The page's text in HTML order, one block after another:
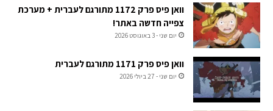
וואן פיס פרק 1172 מתורגם לעברית + מערכת
צפייה חדשה באתר!
יום שני - 3 באוגוסט 2026
וואן פיס פרק 1171 מתורגם לעברית
יום שני - 27 ביולי 2026